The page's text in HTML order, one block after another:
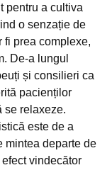
pentru a cultiva
o senzație de
fi prea complexe,
De-a lungul
și consilieri ca
pacienților
se relaxeze.
este de a
mintea departe de
vindecător